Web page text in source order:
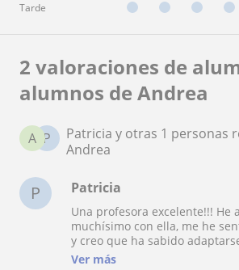
Tarde
2 valoraciones de
alumnos de Andrea
P
A
Patricia y otras 1 personas
Andrea
P Patricia
Una profesora excelente!!! He
muchísimo con ella, me he
y creo que ha sabido
estupendamente, presentando
Ver más